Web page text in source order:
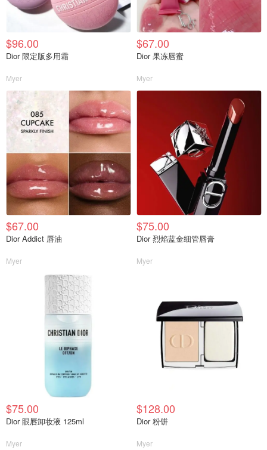
$96.00
Dior 限定版多用霜
Myer
$67.00
Dior 果冻唇蜜
Myer
$67.00
Dior Addict 唇油
Myer
$75.00
Dior 烈焰蓝金细管唇膏
Myer
$75.00
Dior 眼唇卸妆液 125ml
Myer
$128.00
Dior 粉饼
Myer